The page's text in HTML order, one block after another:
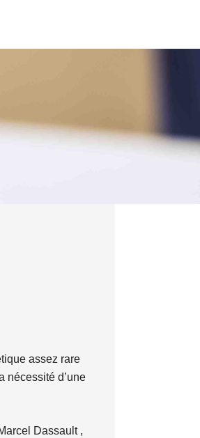
assez rare
nécessité d’une
Dassault ,